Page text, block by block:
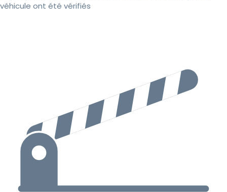
véhicule ont été vérifiés